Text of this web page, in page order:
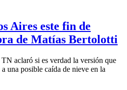
Aires este fin de
de Matías Bertolotti
aclaró si es verdad la versión que
una posible caída de nieve en la